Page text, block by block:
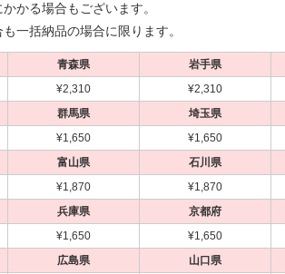
かる場合もございます。
一括納品の場合に限ります。
青森県 岩手県
¥2,310 ¥2,310
群馬県 埼玉県
¥1,650 ¥1,650
富山県 石川県
¥1,870 ¥1,870
兵庫県 京都府
¥1,650 ¥1,650
広島県 山口県